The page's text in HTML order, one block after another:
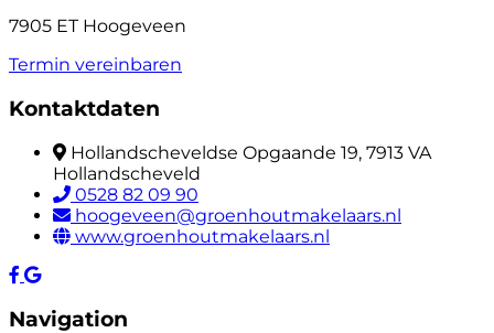
7905 ET Hoogeveen
Termin vereinbaren
Kontaktdaten
Hollandscheveldse Opgaande 19, 7913 VA
Hollandscheveld
0528 82 09 90
hoogeveen@groenhoutmakelaars.nl
www.groenhoutmakelaars.nl
Navigation